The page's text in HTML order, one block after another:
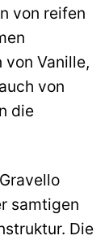
von reifen
Vanille,
von
die
samtigen
Die